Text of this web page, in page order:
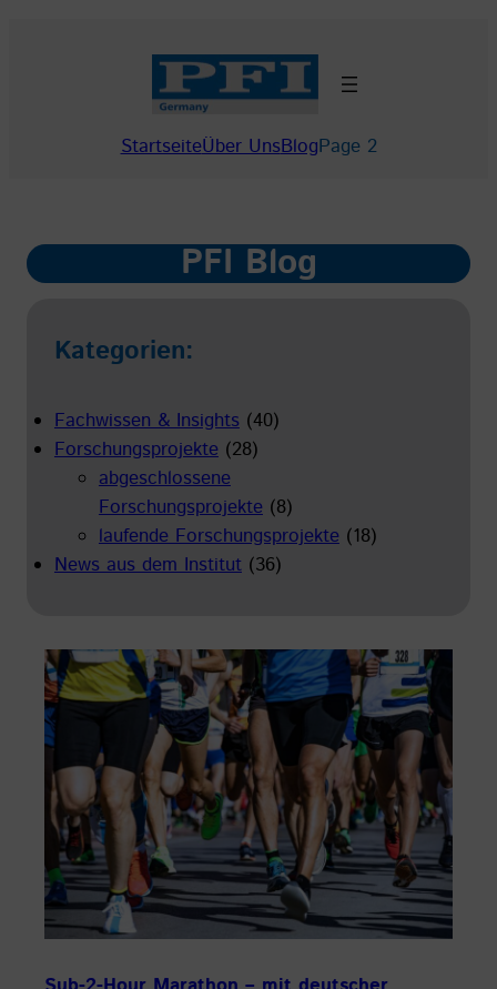
StartseiteÜber UnsBlogPage 2
PFI Blog
Kategorien:
Fachwissen & Insights(40)
Forschungsprojekte(28)
abgeschlossene
Forschungsprojekte(8)
laufende Forschungsprojekte(18)
News aus dem Institut(36)